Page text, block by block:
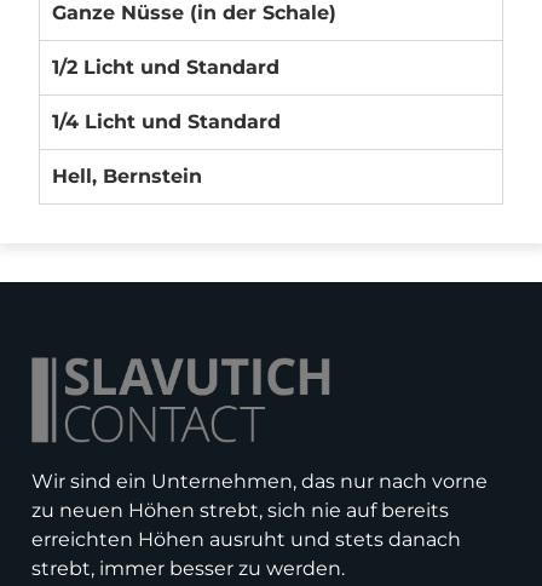
Ganze Nüsse (in der Schale)
1/2 Licht und Standard
1/4 Licht und Standard
Hell, Bernstein
Wir sind ein Unternehmen, das nur nach vorne
zu neuen Höhen strebt, sich nie auf bereits
erreichten Höhen ausruht und stets danach
strebt, immer besser zu werden.